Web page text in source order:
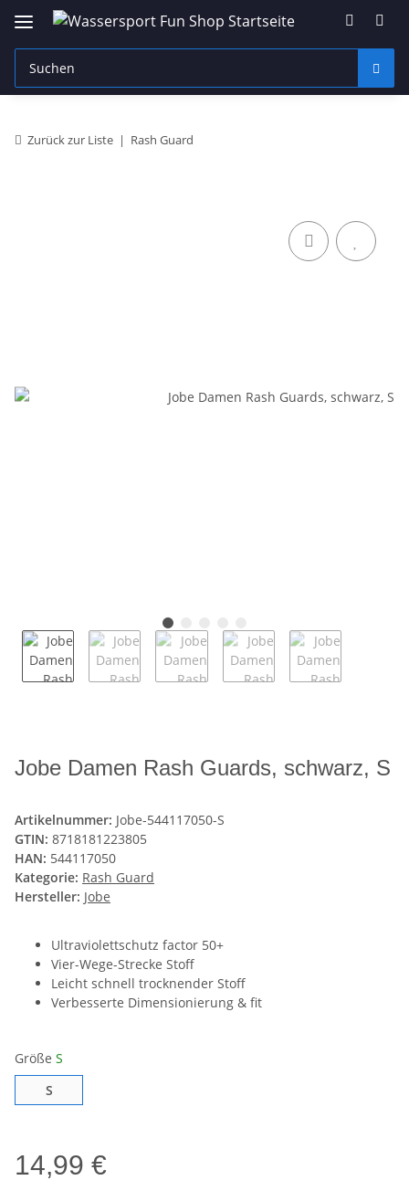
Zurück zur Liste Rash Guard
Jobe Damen Rash Guards, schwarz, S
Artikelnummer: Jobe-544117050-S
GTIN: 8718181223805
HAN: 544117050
Kategorie: Rash Guard
Hersteller: Jobe
Ultraviolettschutz factor 50+
Vier-Wege-Strecke Stoff
Leicht schnell trocknender Stoff
Verbesserte Dimensionierung & fit
Größe S
SS
14,99 €